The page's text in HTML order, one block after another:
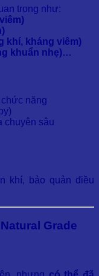
trọng như:
khí, kháng viêm)
khuẩn nhẹ)…
năng
chuyên sâu
khí, bảo quản điều
Grade